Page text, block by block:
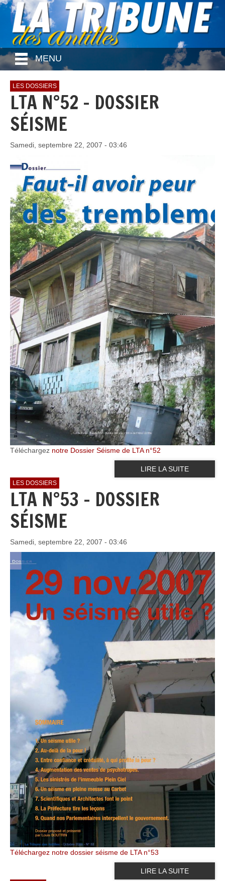
MENU
LES DOSSIERS
LTA N°52 - DOSSIER
SÉISME
Samedi, septembre 22, 2007 - 03:46
Téléchargez notre Dossier Séisme de LTA n°52
LIRE LA SUITE
LES DOSSIERS
LTA N°53 - DOSSIER
SÉISME
Samedi, septembre 22, 2007 - 03:46
Téléchargez notre dossier séisme de LTA n°53
LIRE LA SUITE